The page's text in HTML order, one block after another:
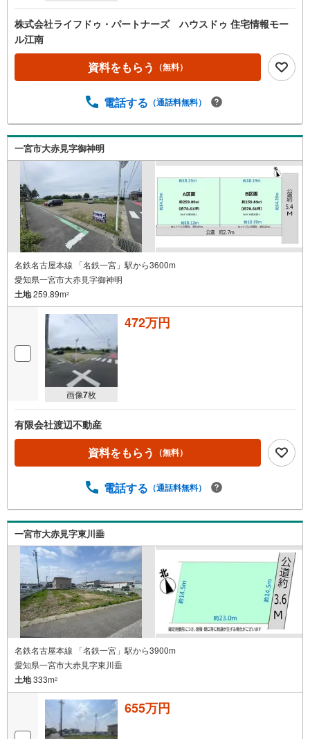
株式会社ライフドゥ・パートナーズ ハウスドゥ 住宅情報モー
ル江南
資料をもらう （無料）
電話する （通話料無料）
一宮市大赤見字御神明
名鉄名古屋本線 「名鉄一宮」駅から3600m
愛知県一宮市大赤見字御神明
土地259.89m2
画像7枚
472万円
有限会社渡辺不動産
資料をもらう （無料）
電話する （通話料無料）
一宮市大赤見字東川垂
名鉄名古屋本線 「名鉄一宮」駅から3900m
愛知県一宮市大赤見字東川垂
土地333m2
655万円